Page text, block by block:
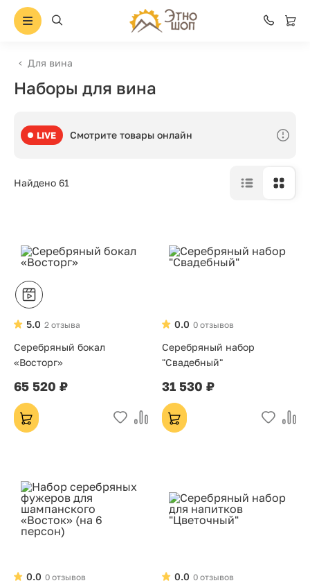
Для вина
Наборы для вина
LIVE Смотрите товары онлайн
Найдено 61
2 отзыва
5.0
Серебряный бокал
«Восторг»
65 520 ₽
0 отзывов
0.0
Серебряный набор
"Свадебный"
31 530 ₽
0 отзывов
0.0
0 отзывов
0.0